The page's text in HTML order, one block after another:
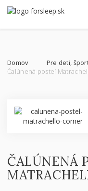
Domov Pre deti,
Čalúnená posteľ
ČALÚNENÁ